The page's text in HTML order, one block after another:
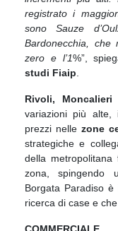
registrato i
sono Sauze
Bardonecchia, che
zero e l’1%”,
studi Fiaip
Rivoli, Moncalieri
variazioni più
prezzi nelle zone
strategiche e
della
zona, spingendo
Borgata Paradiso
ricerca di case e